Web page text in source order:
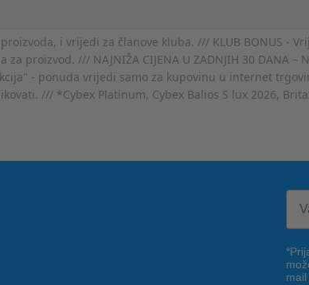
i vrijedi za članove kluba. /// KLUB BONUS
za proizvod. /// NAJNIŽA CIJENA U ZADNJIH 30
- ponuda vrijedi samo za kupovinu u internet
/// *Cybex Platinum, Cybex Balios S lux 2026,